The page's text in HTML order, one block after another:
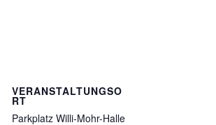
VERANSTALTUNGSO
RT
Parkplatz Willi-Mohr-Halle